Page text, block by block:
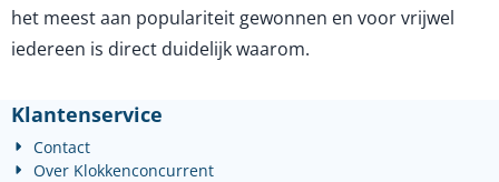
het meest aan populariteit gewonnen en voor vrijwel
iedereen is direct duidelijk waarom.
Klantenservice
Contact
Over Klokkenconcurrent